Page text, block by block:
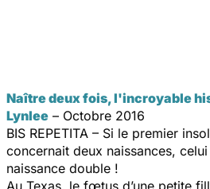
Naître deux fois, l'incroyable
Lynlee – Octobre 2016
BIS REPETITA – Si le premier
concernait deux naissances,
naissance double !
Au Texas, le fœtus d’une petite